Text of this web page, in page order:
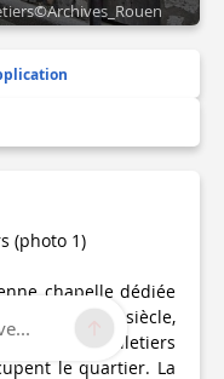
(photo 1)
chapelle dédiée
au 12ème siècle,
aux pelletiers
le quartier. La